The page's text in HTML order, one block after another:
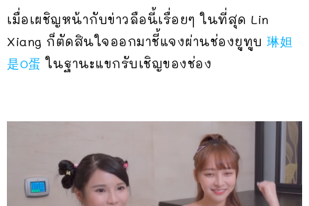
เมื่อเผชิญหน้ากับข่าวลือนี้เรื่อยๆ ในที่สุด Lin
Xiang ก็ตัดสินใจออกมาชี้แจงผ่านช่องยูทูบ 琳妲
是0蛋 ในฐานะแขกรับเชิญของช่อง